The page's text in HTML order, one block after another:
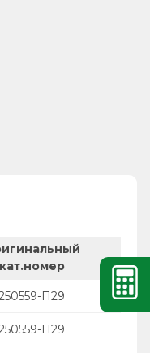
кат.номер
П29
П29